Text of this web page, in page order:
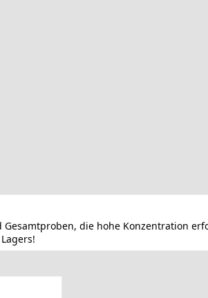
die hohe Konzentration